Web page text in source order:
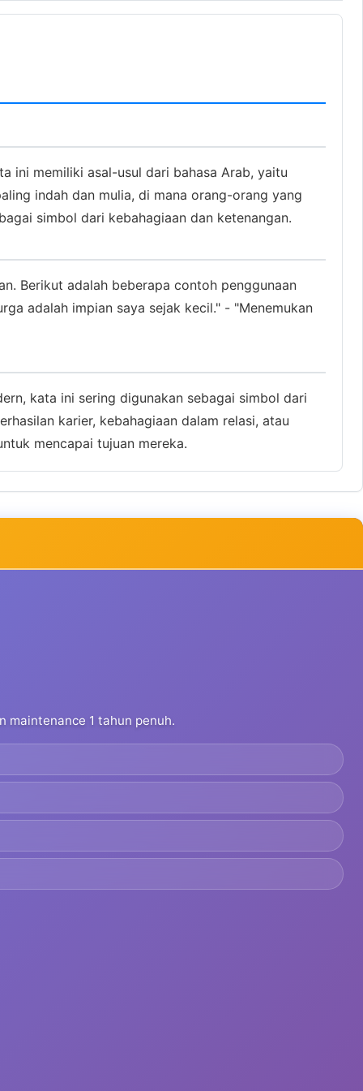
ini memiliki asal-usul dari bahasa Arab, yaitu
indah dan mulia, di mana orang-orang yang
simbol dari kebahagiaan dan ketenangan.
Berikut adalah beberapa contoh penggunaan
adalah impian saya sejak kecil." - "Menemukan
kata ini sering digunakan sebagai simbol dari
karier, kebahagiaan dalam relasi, atau
mencapai tujuan mereka.
maintenance 1 tahun penuh.